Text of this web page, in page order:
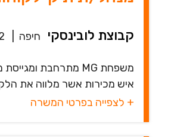
קבוצת לובינסקי חיפה
איש מכירות אשר מלווה את
+ לצפייה בפרטי המשרה